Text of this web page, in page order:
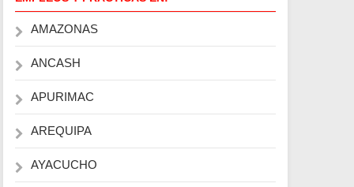
AMAZONAS
ANCASH
APURIMAC
AREQUIPA
AYACUCHO